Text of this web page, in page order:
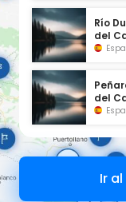
Río
del
del
Ir